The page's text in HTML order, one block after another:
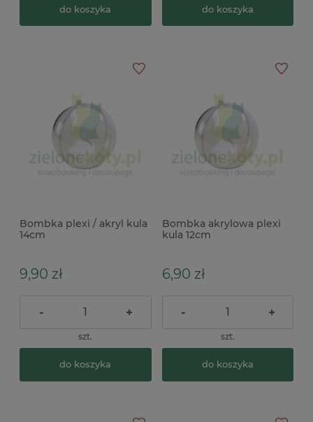
do koszyka do koszyka
Bombka plexi / akryl kula
14cm
9,90 zł
- +
szt.
do koszyka
Bombka akrylowa plexi
kula 12cm
6,90 zł
- +
szt.
do koszyka